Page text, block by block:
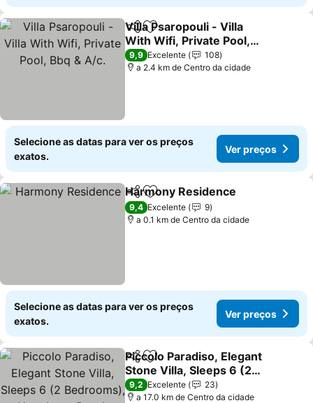
PartilharAdicionar aos favoritos
Villa Psaropouli - Villa
With Wifi, Private Pool,
Bbq & A/c.
9,9 Excelente
108
a 2.4 km de Centro da cidade
Selecione as datas para ver os preços
exatos.
Ver preços
PartilharAdicionar aos favoritos
Harmony Residence
9,4 Excelente
9
a 0.1 km de Centro da cidade
Selecione as datas para ver os preços
exatos.
Ver preços
PartilharAdicionar aos favoritos
Piccolo Paradiso, Elegant
Stone Villa, Sleeps 6 (2
Bedrooms), Near Issos
Beach
9,2 Excelente
23
a 17.0 km de Centro da cidade